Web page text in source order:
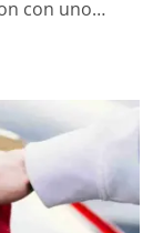
con uno…